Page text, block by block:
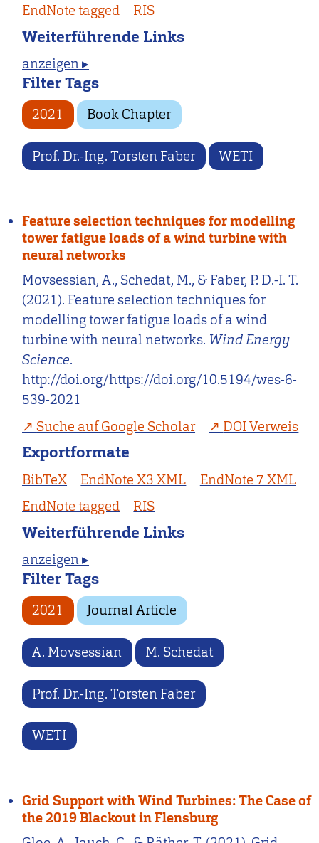
EndNote tagged
RIS
Weiterführende Links
anzeigen ▸
Filter Tags
2021 Book Chapter
Prof. Dr.-Ing. Torsten Faber WETI
Feature selection techniques for modelling
tower fatigue loads of a wind turbine with
neural networks
Movsessian, A., Schedat, M., & Faber, P. D.-I. T.
(2021). Feature selection techniques for
modelling tower fatigue loads of a wind
turbine with neural networks. Wind Energy
Science.
http://doi.org/https://doi.org/10.5194/wes-6-
539-2021
Suche auf Google Scholar
DOI Verweis
Exportformate
BibTeX EndNote X3 XML
EndNote 7 XML
EndNote tagged
RIS
Weiterführende Links
anzeigen ▸
Filter Tags
2021 Journal Article
A. Movsessian M. Schedat
Prof. Dr.-Ing. Torsten Faber
WETI
Grid Support with Wind Turbines: The Case of
the 2019 Blackout in Flensburg